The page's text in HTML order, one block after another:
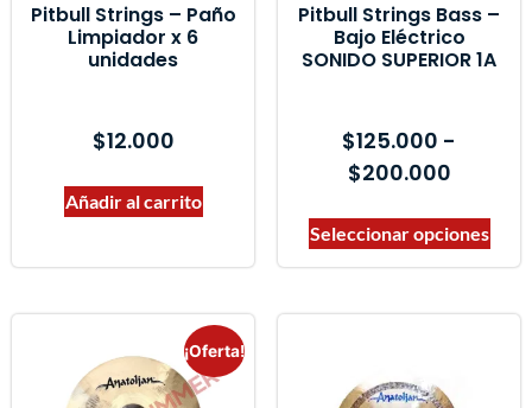
Pitbull Strings – Paño
Limpiador x 6
unidades
$12.000
Añadir al carrito
Pitbull Strings Bass –
Bajo Eléctrico
SONIDO SUPERIOR 1A
$125.000 -
$200.000
Seleccionar opciones
¡Oferta!